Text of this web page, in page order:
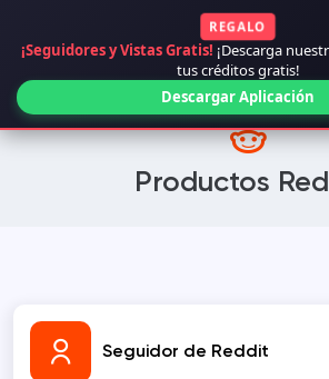
REGALO
¡Seguidores y Vistas Gratis! ¡Descarga
tus créditos gratis!
Descargar Aplicación
Productos
Seguidor de Reddit